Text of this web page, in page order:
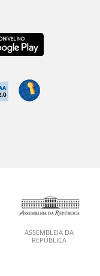
ASSEMBLEIA DA
REPÚBLICA